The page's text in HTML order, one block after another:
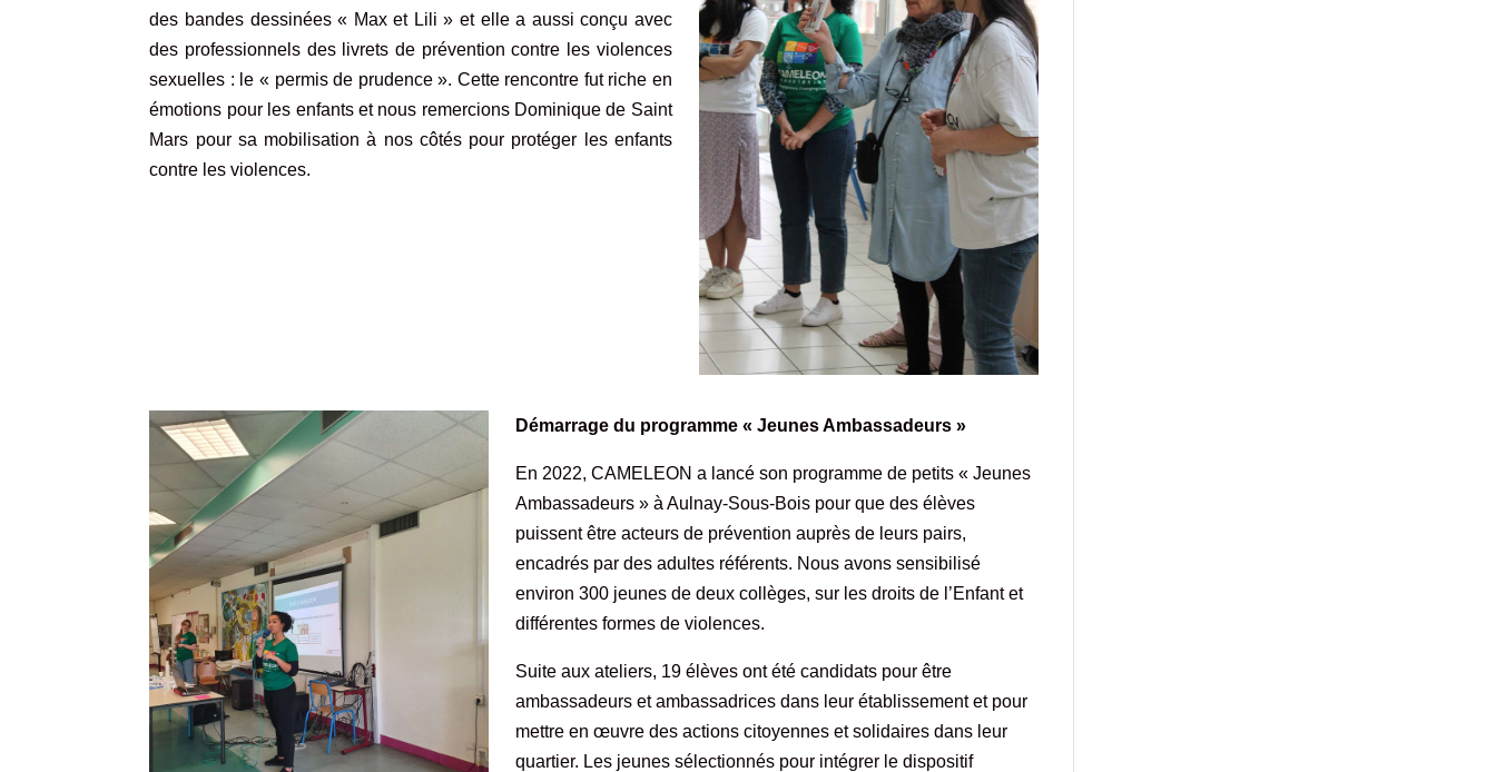
des bandes dessinées« Max et Lili » et elle a aussi conçu avec
des professionnels des livrets de prévention contre les violences
sexuelles : le« permis de prudence ». Cette rencontre fut riche en
émotions pour les enfants et nous remercions Dominique de Saint
Mars pour sa mobilisation à nos côtés pour protéger les enfants
contre les violences.
Démarrage du programme « Jeunes Ambassadeurs »
En 2022, CAMELEON a lancé son programme de petits « Jeunes
Ambassadeurs » à Aulnay-Sous-Bois pour que des élèves
puissent être acteurs de prévention auprès de leurs pairs,
encadrés par des adultes référents. Nous avons sensibilisé
environ 300 jeunes de deux collèges, sur les droits de l’Enfant et
différentes formes de violences.
Suite aux ateliers, 19 élèves ont été candidats pour être
ambassadeurs et ambassadrices dans leur établissement et pour
mettre en œuvre des actions citoyennes et solidaires dans leur
quartier. Les jeunes sélectionnés pour intégrer le dispositif